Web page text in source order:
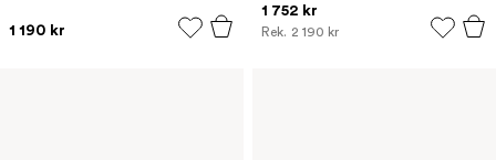
1 190 kr
1 752 kr
Rek. 2 190 kr